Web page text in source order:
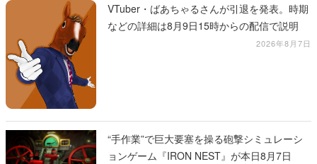
VTuber・ばあちゃるさんが引退を発表。時期
などの詳細は8月9日15時からの配信で説明
2026年8月7日
“手作業”で巨大要塞を操る砲撃シミュレーシ
ョンゲーム『IRON NEST』が本日8月7日